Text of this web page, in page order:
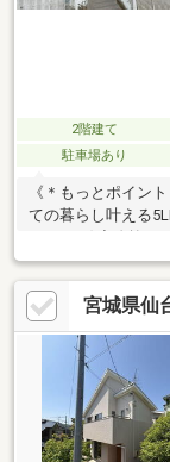
2階建て
駐車場あり
《＊もっとポイン
ての暮らし叶える
境》＊桜丘小学校
ｍ)＊桜ケ丘保育所
(991ｍ)《生活環境
7分(494ｍ)＊ロー
ぎ生協 桜ヶ丘店
車で3分(1208ｍ)
宮城県仙